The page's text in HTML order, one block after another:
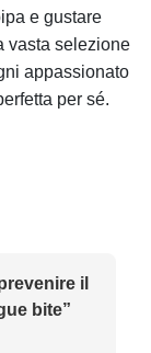
e gustare
vasta selezione
appassionato
per sé.
il
bite”